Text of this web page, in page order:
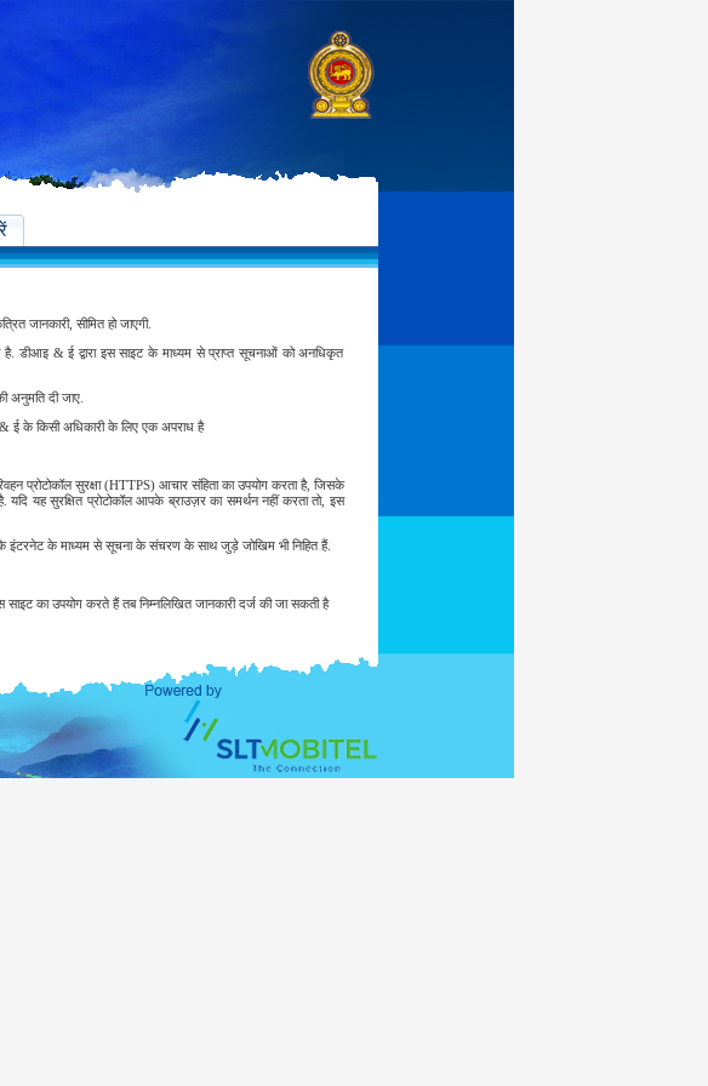
जानकारी, सीमित हो जाएगी.
है. डीआइ & ई द्वारा इस साइट के माध्यम से प्राप्त सूचनाओं को अनधिकृत
अनुमति दी जाए.
ई के किसी अधिकारी के लिए एक अपराध है
प्रोटोकॉल सुरक्षा (HTTPS) आचार संहिता का उपयोग करता है, जिसके
यह सुरक्षित प्रोटोकॉल आपके ब्राउज़र का समर्थन नहीं करता तो, इस
इंटरनेट के माध्यम से सूचना के संचरण के साथ जुड़े जोखिम भी निहित हैं.
का उपयोग करते हैं तब निम्नलिखित जानकारी दर्ज की जा सकती है